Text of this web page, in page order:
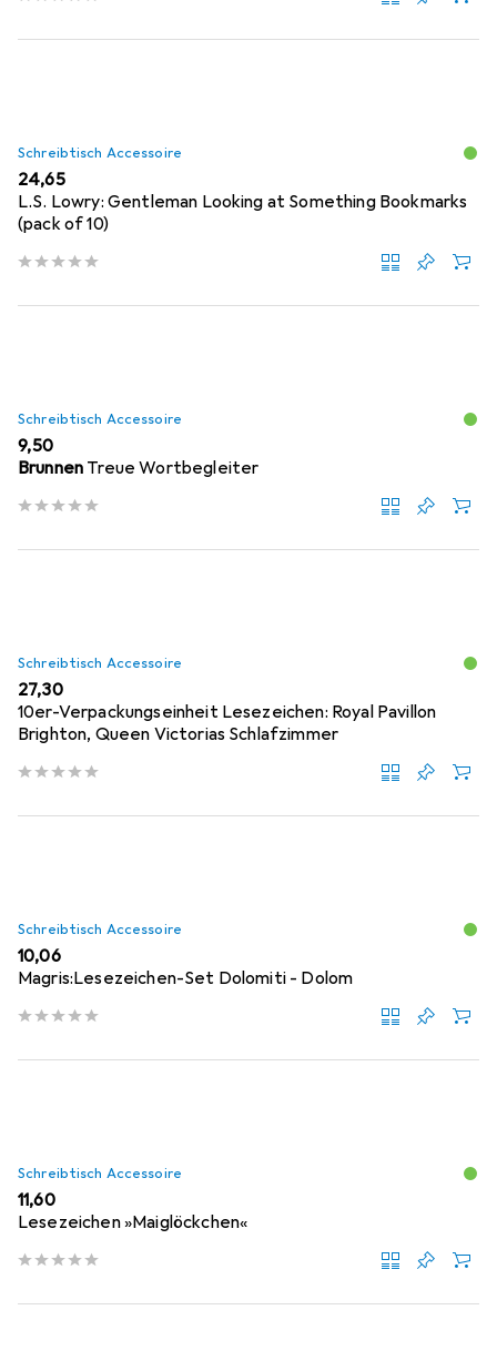
Schreibtisch Accessoire
EUR
24,65
L.S. Lowry: Gentleman Looking at Something Bookmarks
(pack of 10)
Schreibtisch Accessoire
EUR
9,50
Brunnen Treue Wortbegleiter
Schreibtisch Accessoire
EUR
27,30
10er-Verpackungseinheit Lesezeichen: Royal Pavillon
Brighton, Queen Victorias Schlafzimmer
Schreibtisch Accessoire
EUR
10,06
Magris:Lesezeichen-Set Dolomiti - Dolom
Schreibtisch Accessoire
EUR
11,60
Lesezeichen »Maiglöckchen«